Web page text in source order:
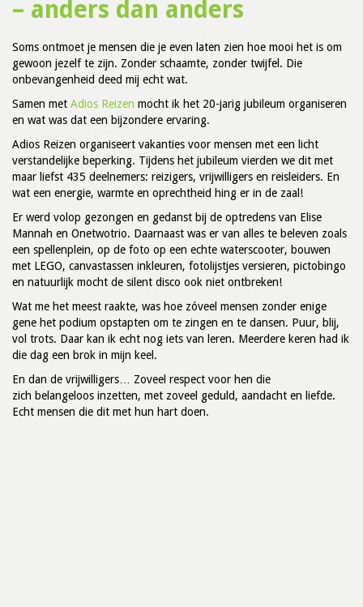
– anders dan anders
Soms ontmoet je mensen die je even laten zien hoe mooi het is om
gewoon jezelf te zijn. Zonder schaamte, zonder twijfel. Die
onbevangenheid deed mij echt wat.
Samen met Adios Reizen mocht ik het 20-jarig jubileum organiseren
en wat was dat een bijzondere ervaring.
Adios Reizen organiseert vakanties voor mensen met een licht
verstandelijke beperking. Tijdens het jubileum vierden we dit met
maar liefst 435 deelnemers: reizigers, vrijwilligers en reisleiders. En
wat een energie, warmte en oprechtheid hing er in de zaal!
Er werd volop gezongen en gedanst bij de optredens van Elise
Mannah en Onetwotrio. Daarnaast was er van alles te beleven zoals
een spellenplein, op de foto op een echte waterscooter, bouwen
met LEGO, canvastassen inkleuren, fotolijstjes versieren, pictobingo
en natuurlijk mocht de silent disco ook niet ontbreken!
Wat me het meest raakte, was hoe zóveel mensen zonder enige
gene het podium opstapten om te zingen en te dansen. Puur, blij,
vol trots. Daar kan ik echt nog iets van leren. Meerdere keren had ik
die dag een brok in mijn keel.
En dan de vrijwilligers… Zoveel respect voor hen die
zich belangeloos inzetten, met zoveel geduld, aandacht en liefde.
Echt mensen die dit met hun hart doen.